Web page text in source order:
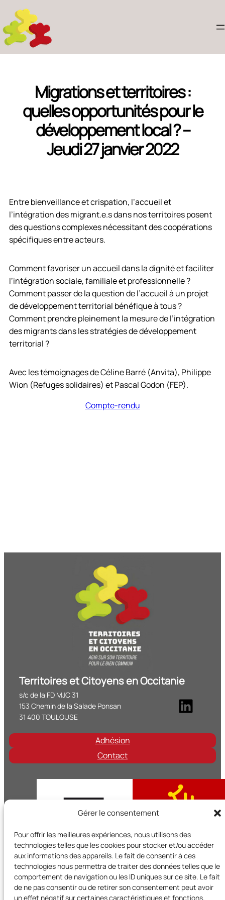
Gérer le consentement
Pour offrir les meilleures expériences, nous utilisons des
technologies telles que les cookies pour stocker et/ou accéder
aux informations des appareils. Le fait de consentir à ces
technologies nous permettra de traiter des données telles que le
comportement de navigation ou les ID uniques sur ce site. Le fait
de ne pas consentir ou de retirer son consentement peut avoir
un effet négatif sur certaines caractéristiques et fonctions.
Migrations et territoires :
quelles opportunités pour le
développement local ? –
Jeudi 27 janvier 2022
Entre bienveillance et crispation, l’accueil et
l’intégration des migrant.e.s dans nos territoires posent
des questions complexes nécessitant des coopérations
spécifiques entre acteurs.
Comment favoriser un accueil dans la dignité et faciliter
l’intégration sociale, familiale et professionnelle ?
Comment passer de la question de l’accueil à un projet
de développement territorial bénéfique à tous ?
Comment prendre pleinement la mesure de l’intégration
des migrants dans les stratégies de développement
territorial ?
Avec les témoignages de Céline Barré (Anvita), Philippe
Wion (Refuges solidaires) et Pascal Godon (FEP).
Compte-rendu
Territoires et Citoyens en Occitanie
s/c de la FD MJC 31
153 Chemin de la Salade Ponsan
31 400 TOULOUSE
Adhésion
Contact
Territoires et Citoyens en Occitanie est un réseau régional